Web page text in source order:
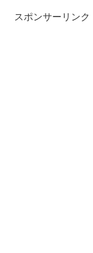
スポンサーリンク